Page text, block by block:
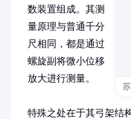
数装置组成。其测
量原理与普通千分
尺相同，都是通过
螺旋副将微小位移
放大进行测量。
特殊之处在于其弓架结